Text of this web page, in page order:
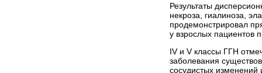
Результаты
некроза, гиалиноза,
продемонстрировал
у взрослых пациентов
IV и V классы ГГН
заболевания
сосудистых